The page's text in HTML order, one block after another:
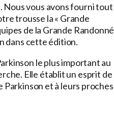
Nous vous avons fourni tout
trousse la « Grande
de la Grande
dans cette édition.
le plus important au
Elle établit un esprit de
Parkinson et à leurs proches